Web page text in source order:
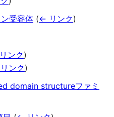
受容体 (← リンク)
ンク)
ンク)
domain structureファミ